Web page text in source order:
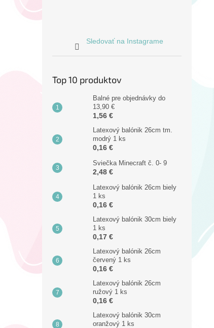
Sledovať na Instagrame
Top 10 produktov
Balné pre objednávky do
13,90 €
1,56 €
Latexový balónik 26cm tm.
modrý 1 ks
0,16 €
Sviečka Minecraft č. 0- 9
2,48 €
Latexový balónik 26cm biely
1 ks
0,16 €
Latexový balónik 30cm biely
1 ks
0,17 €
Latexový balónik 26cm
červený 1 ks
0,16 €
Latexový balónik 26cm
ružový 1 ks
0,16 €
Latexový balónik 30cm
oranžový 1 ks